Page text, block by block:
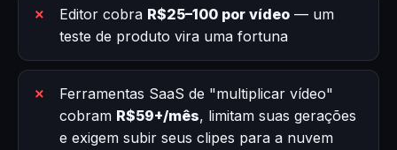
Editor cobra R$25–100 por vídeo — um
teste de produto vira uma fortuna
Ferramentas SaaS de "multiplicar vídeo"
cobram R$59+/mês, limitam suas gerações
e exigem subir seus clipes para a nuvem